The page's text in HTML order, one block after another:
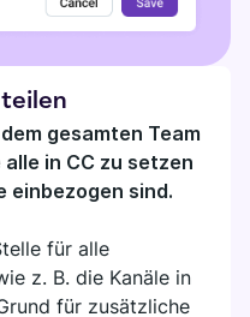
gesamten Team
in CC zu setzen
einbezogen sind.
für alle
z. B. die Kanäle in
für zusätzliche